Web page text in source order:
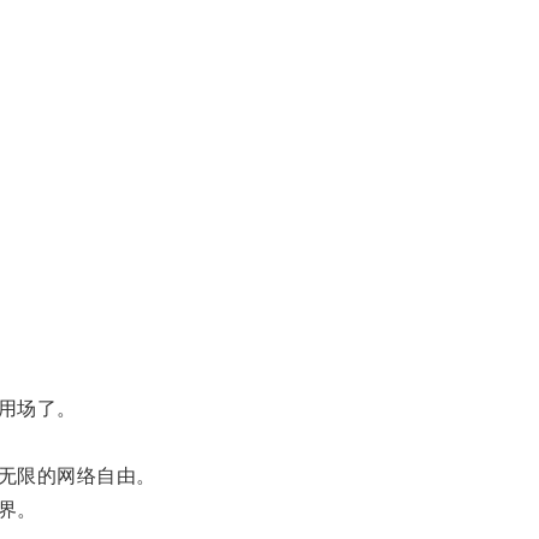
场了。
的网络自由。
。